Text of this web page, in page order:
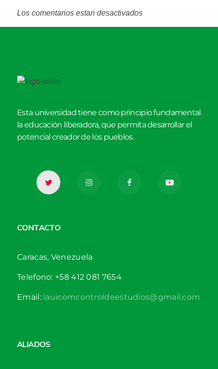
Los comentarios estan desactivados
Esta universidad tiene como principio fundamental
la educación liberadora, que permita desarrollar el
potencial creador de los pueblos.
CONTACTO
Caracas, Venezuela
Telefono: +58 412 081 7654
Email:lauicomcontroldeestudios@gmail.com
ALIADOS